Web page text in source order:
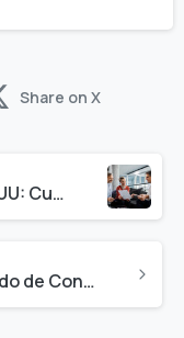
Share on X
Seguros para tu LLC en EEUU: Cuáles son obligatorios y cuáles necesitas para protegerte
¿Qué es un NDA (Acuerdo de Confidencialidad) y cuándo necesitas uno para tu empresa?